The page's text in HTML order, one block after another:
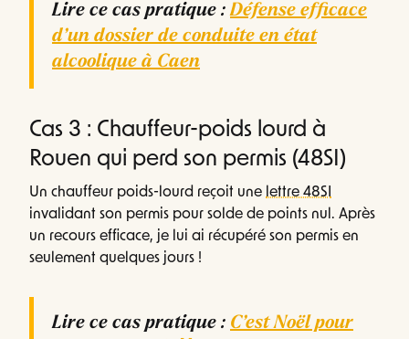
Lire ce cas pratique :Défense efficace
d’un dossier de conduite en état
alcoolique à Caen
Cas 3 : Chauffeur-poids lourd à
Rouen qui perd son permis (48SI)
Un chauffeur poids-lourd reçoit une lettre 48SI
invalidant son permis pour solde de points nul. Après
un recours efficace, je lui ai récupéré son permis en
seulement quelques jours !
Lire ce cas pratique : C’est Noël pour